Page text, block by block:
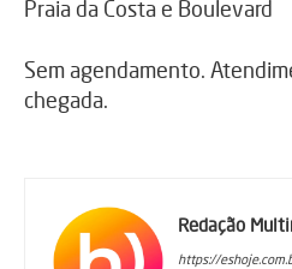
Praia da Costa e Boulevard
Sem agendamento.
chegada.
Redação
https://